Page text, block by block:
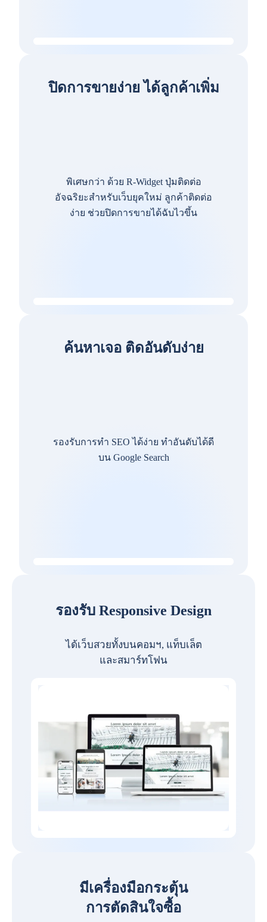
ปิดการขายง่าย ได้ลูกค้าเพิ่ม
พิเศษกว่า ด้วย R-Widget ปุ่มติดต่อ
อัจฉริยะสำหรับเว็บยุคใหม่ ลูกค้าติดต่อ
ง่าย ช่วยปิดการขายได้ฉับไวขึ้น
ค้นหาเจอ ติดอันดับง่าย
รองรับการทำ SEO ได้ง่าย ทำอันดับได้ดี
บน Google Search
รองรับ Responsive Design
ได้เว็บสวยทั้งบนคอมฯ, แท็บเล็ต
และสมาร์ทโฟน
มีเครื่องมือกระตุ้น
การตัดสินใจซื้อ